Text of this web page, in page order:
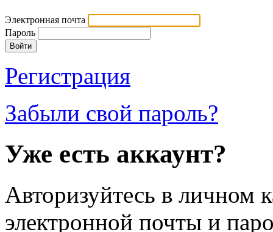
Электронная почта
Пароль
Регистрация
Забыли свой пароль?
Уже есть аккаунт?
Авторизуйтесь в личном
электронной почты и